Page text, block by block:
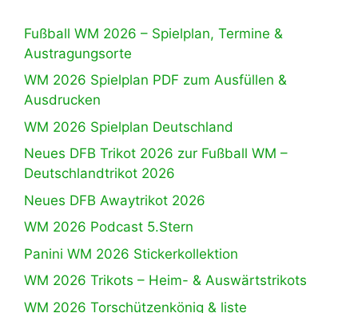
Fußball WM 2026 – Spielplan, Termine &
Austragungsorte
WM 2026 Spielplan PDF zum Ausfüllen &
Ausdrucken
WM 2026 Spielplan Deutschland
Neues DFB Trikot 2026 zur Fußball WM –
Deutschlandtrikot 2026
Neues DFB Awaytrikot 2026
WM 2026 Podcast 5.Stern
Panini WM 2026 Stickerkollektion
WM 2026 Trikots – Heim- & Auswärtstrikots
WM 2026 Torschützenkönig & liste